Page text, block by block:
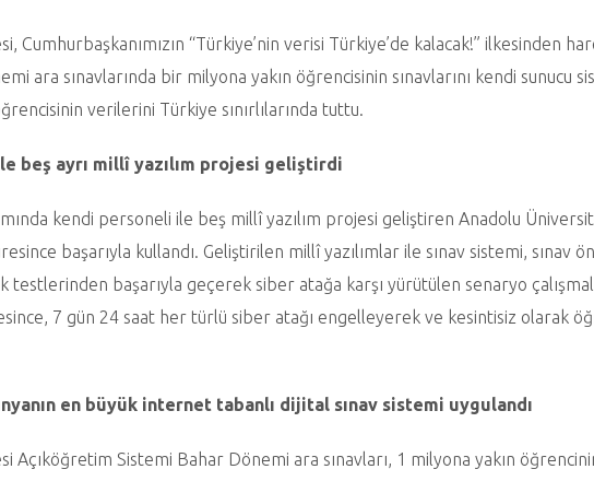
Cumhurbaşkanımızın “Türkiye’nin verisi Türkiye’de kalacak!” ilkesinden
ara sınavlarında bir milyona yakın öğrencisinin sınavlarını kendi sunucu
verilerini Türkiye sınırlılarında tuttu.
beş ayrı millî yazılım projesi geliştirdi
kendi personeli ile beş millî yazılım projesi geliştiren Anadolu
başarıyla kullandı. Geliştirilen millî yazılımlar ile sınav sistemi, sınav
testlerinden başarıyla geçerek siber atağa karşı yürütülen senaryo
7 gün 24 saat her türlü siber atağı engelleyerek ve kesintisiz olarak
en büyük internet tabanlı dijital sınav sistemi uygulandı
Açıköğretim Sistemi Bahar Dönemi ara sınavları, 1 milyona yakın